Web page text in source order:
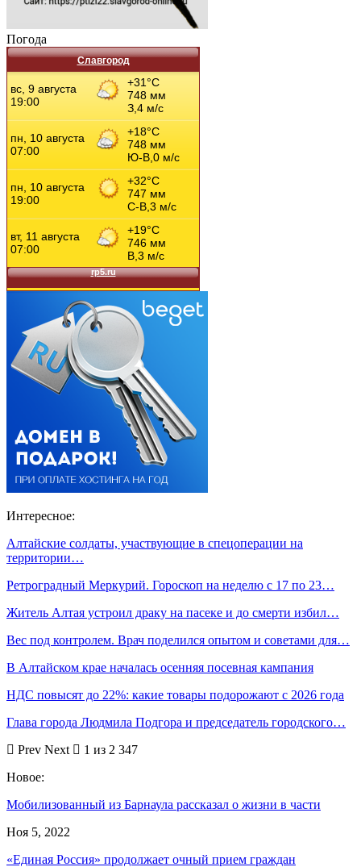
Погода
Славгород
Интересное:
Алтайские солдаты, участвующие в спецоперации на
территории…
Ретроградный Меркурий. Гороскоп на неделю с 17 по 23…
Житель Алтая устроил драку на пасеке и до смерти избил…
Вес под контролем. Врач поделился опытом и советами для…
В Алтайском крае началась осенняя посевная кампания
НДС повысят до 22%: какие товары подорожают с 2026 года
Глава города Людмила Подгора и председатель городского…
Prev Next
1 из 2 347
Новое:
Мобилизованный из Барнаула рассказал о жизни в части
Ноя 5, 2022
«Единая Россия» продолжает очный прием граждан